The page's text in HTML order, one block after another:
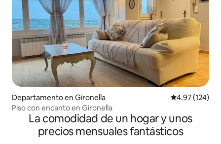
Departamento en Gironella Calificación
4.97 (124)
Piso con encanto en Gironella
La comodidad de un hogar y unos
precios mensuales fantásticos